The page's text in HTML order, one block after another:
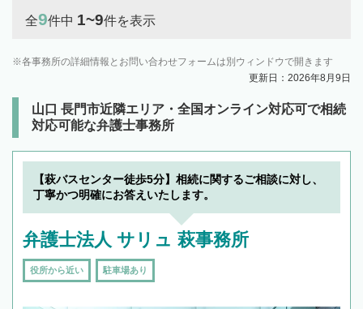
全9件中 1~9件を表示
各事務所の詳細情報とお問い合わせフォームは別ウィンドウで開きます
更新日：2026年8月9日
山口 長門市近隣エリア・全国オンライン対応可で相続
対応可能な弁護士事務所
【萩バスセンター徒歩5分】相続に関するご相談に対し、
丁寧かつ明確にお答えいたします。
弁護士法人 サリュ 萩事務所
役所から近い 駐車場あり